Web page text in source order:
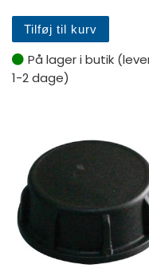
Tilføj til kurv
På lager i butik
1-2 dage)